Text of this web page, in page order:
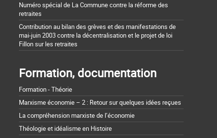
Numéro spécial de La Commune contre la réforme des
retraites
Contribution au bilan des grèves et des manifestations de
mai-juin 2003 contre la décentralisation et le projet de loi
Fillon sur les retraites
Formation, documentation
Formation - Théorie
Marxisme économie – 2 : Retour sur quelques idées reçues
La compréhension marxiste de l’économie
Théologie et idéalisme en Histoire